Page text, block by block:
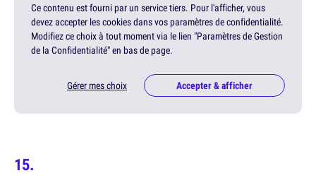
Ce contenu est fourni par un service tiers. Pour l'afficher, vous
devez accepter les cookies dans vos paramètres de confidentialité.
Modifiez ce choix à tout moment via le lien "Paramètres de Gestion
de la Confidentialité" en bas de page.
Gérer mes choix Accepter & afficher